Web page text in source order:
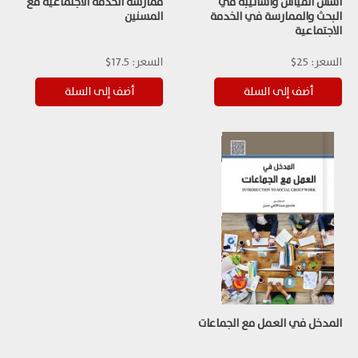
البحث والممارسة في الخدمة
الاجتماعية
السعر: 25$
المسنين
السعر: 17.5$
المدخل في العمل مع الجماعات